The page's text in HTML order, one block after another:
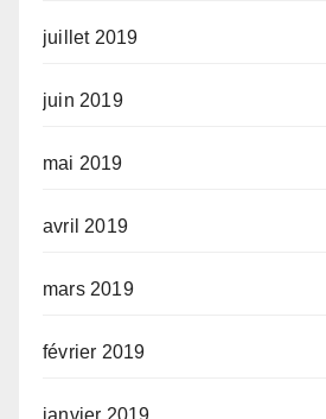
juillet 2019
juin 2019
mai 2019
avril 2019
mars 2019
février 2019
janvier 2019